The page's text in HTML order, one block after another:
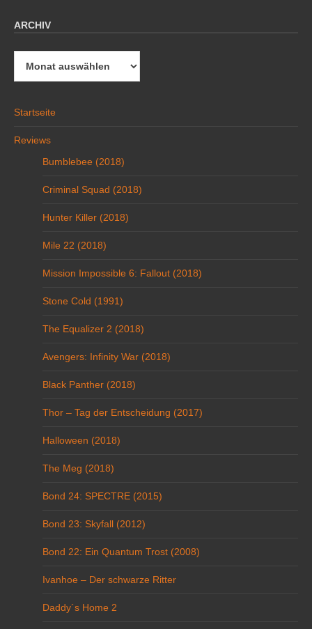
ARCHIV
Archiv
Startseite
Reviews
Bumblebee (2018)
Criminal Squad (2018)
Hunter Killer (2018)
Mile 22 (2018)
Mission Impossible 6: Fallout (2018)
Stone Cold (1991)
The Equalizer 2 (2018)
Avengers: Infinity War (2018)
Black Panther (2018)
Thor – Tag der Entscheidung (2017)
Halloween (2018)
The Meg (2018)
Bond 24: SPECTRE (2015)
Bond 23: Skyfall (2012)
Bond 22: Ein Quantum Trost (2008)
Ivanhoe – Der schwarze Ritter
Daddy´s Home 2